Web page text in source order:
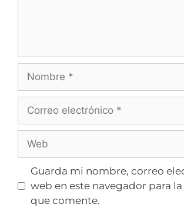
Guarda mi nombre, correo
web en este navegador para
que comente.